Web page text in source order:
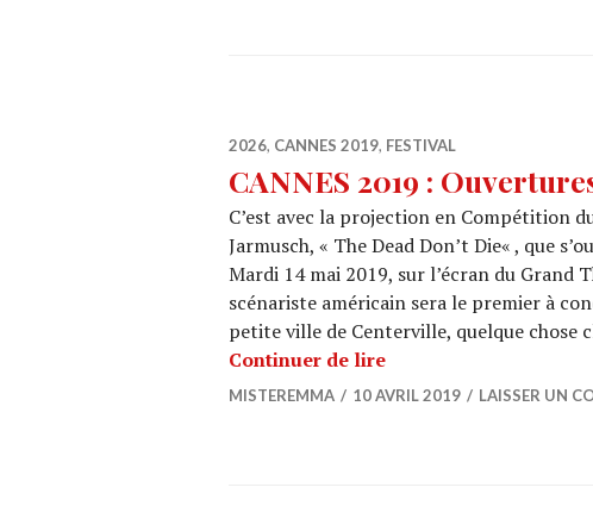
2026, CANNES 2019, FESTIVAL
CANNES 2019 :
C’est avec la projection en Compétition
Jarmusch, « The Dead Don’t Die« , que
Mardi 14 mai 2019, sur l’écran du
scénariste américain sera le premier à
petite ville de Centerville, quelque chose
Continuer de lireCANNES 2019 :
MISTEREMMA 10 AVRIL 2019 LAISSER UN